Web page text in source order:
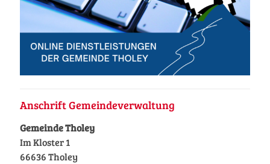
Anschrift Gemeindeverwaltung
Gemeinde Tholey
Im Kloster 1
66636 Tholey